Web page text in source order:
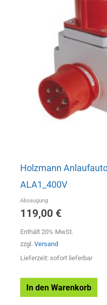
Holzmann
ALA1_400V
Absaugung
119,00 €
Enthält 20% MwSt.
zzgl. Versand
Lieferzeit: sofort lieferbar
In den Warenkorb